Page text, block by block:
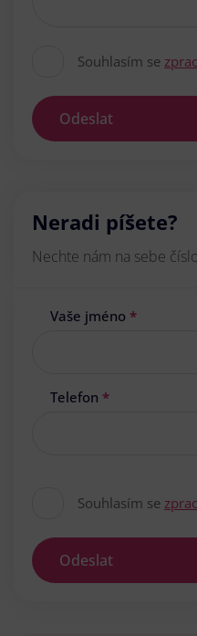
Souhlasím se
Odeslat
Neradi píšete?
Nechte nám na sebe
Vaše jméno *
Telefon *
Souhlasím se
Odeslat